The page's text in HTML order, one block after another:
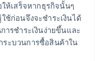
ห้เสร็จหากธุรกิจนั้นๆ
ช้ก่อนจึงจะชำระเงินได้
ารชำระเงินง่ายขึ้นและ
ะบวนการซื้อสินค้าใน